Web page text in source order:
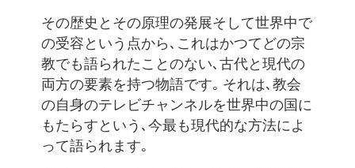
その歴史とその原理の発展そして世界中で
の受容という点から､これはかつてどの宗
教でも語られたことのない､古代と現代の
両方の要素を持つ物語です｡ それは､教会
の自身のテレビチャンネルを世界中の国に
もたらすという､今最も現代的な方法によ
って語られます｡